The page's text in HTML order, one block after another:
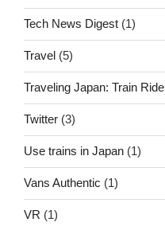
Tech News Digest (1)
Travel (5)
Traveling Japan: Train Ride
Twitter (3)
Use trains in Japan (1)
Vans Authentic (1)
VR (1)